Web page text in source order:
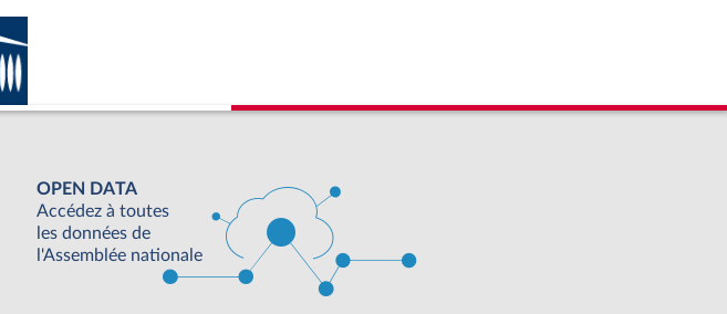
OPEN DATA
Accédez à toutes
les données de
l'Assemblée nationale